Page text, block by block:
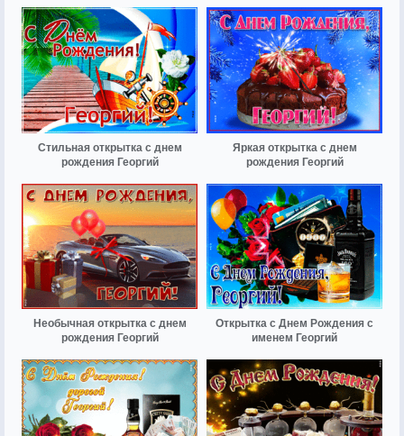
Стильная открытка с днем
рождения Георгий
Яркая открытка с днем
рождения Георгий
Необычная открытка с днем
рождения Георгий
Открытка с Днем Рождения с
именем Георгий